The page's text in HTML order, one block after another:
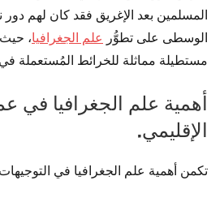
المسلمين بعد الإغريق فقد كان لهم
الوسطى على تطوُّر علم الجغرافيا،
مستطيلة مماثلة للخرائط المُستعملة في
أهمية علم الجغرافيا في
الإقليمي.
تكمن أهمية علم الجغرافيا في التوجيهات